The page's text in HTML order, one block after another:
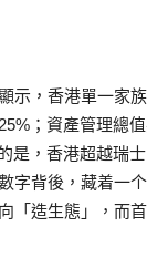
示，香港單一家
；資產管理總
是，香港超越瑞
字背後，藏着一
「造生態」，而